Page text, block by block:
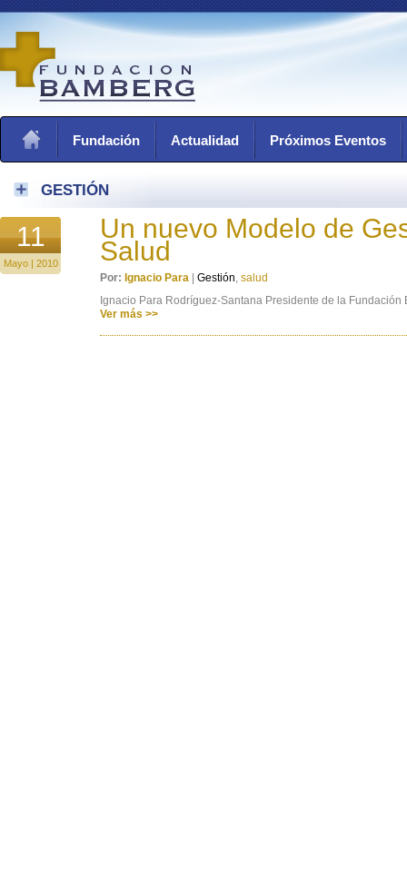
Fundación Actualidad Próximos Eventos
GESTIÓN
11
Mayo | 2010
Un nuevo Modelo de
Salud
Por: Ignacio Para Gestión, salud
Ignacio Para Rodríguez-Santana Presidente de la Fundación
Ver más >>